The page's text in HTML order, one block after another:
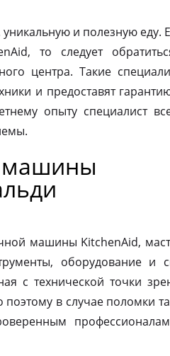
и полезную еду.
то следует
центра. Такие
и предоставят
опыту специалист
машины
машины KitchenAid,
оборудование и
с технической точки
в случае поломки